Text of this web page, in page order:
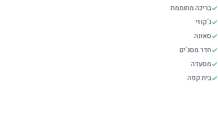
בריכה מחוממת
ג`קוזי
סאונה
חדר מסג`ים
מסעדה
בית קפה